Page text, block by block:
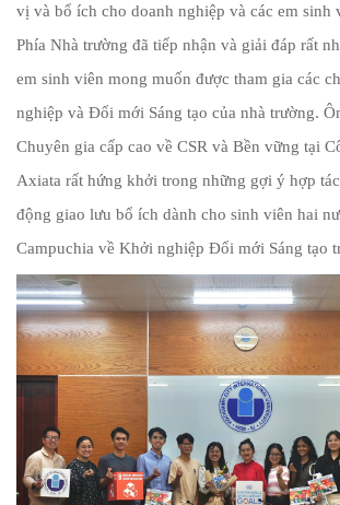
vị và bổ ích cho doanh nghiệp và các em sinh
Phía Nhà trường đã tiếp nhận và giải đáp rất
em sinh viên mong muốn được tham gia các
nghiệp và Đổi mới Sáng tạo của nhà trường.
Chuyên gia cấp cao về CSR và Bền vững tại
Axiata rất hứng khởi trong những gợi ý hợp
động giao lưu bổ ích dành cho sinh viên hai
Campuchia về Khởi nghiệp Đổi mới Sáng tạo